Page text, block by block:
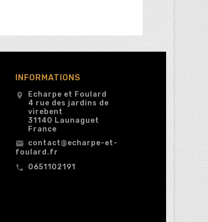
INFORMATIONS
location_on
Echarpe et Foulard
4 rue des jardins de
virebent
31140 Launaguet
France
email contact@echarpe-et-
foulard.fr
call
0651102191